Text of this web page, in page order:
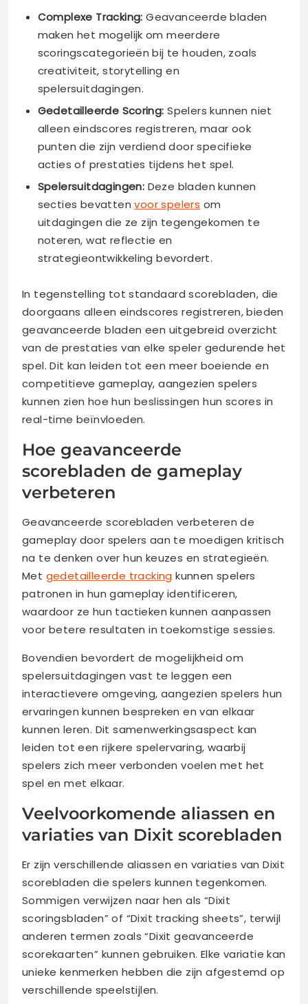
Complexe Tracking: Geavanceerde bladen
maken het mogelijk om meerdere
scoringscategorieën bij te houden, zoals
creativiteit, storytelling en
spelersuitdagingen.
Gedetailleerde Scoring: Spelers kunnen niet
alleen eindscores registreren, maar ook
punten die zijn verdiend door specifieke
acties of prestaties tijdens het spel.
Spelersuitdagingen: Deze bladen kunnen
secties bevattenvoor spelers om
uitdagingen die ze zijn tegengekomen te
noteren, wat reflectie en
strategieontwikkeling bevordert.
In tegenstelling tot standaard scorebladen, die
doorgaans alleen eindscores registreren, bieden
geavanceerde bladen een uitgebreid overzicht
van de prestaties van elke speler gedurende het
spel. Dit kan leiden tot een meer boeiende en
competitieve gameplay, aangezien spelers
kunnen zien hoe hun beslissingen hun scores in
real-time beïnvloeden.
Hoe geavanceerde
scorebladen de gameplay
verbeteren
Geavanceerde scorebladen verbeteren de
gameplay door spelers aan te moedigen kritisch
na te denken over hun keuzes en strategieën.
Met gedetailleerde tracking kunnen spelers
patronen in hun gameplay identificeren,
waardoor ze hun tactieken kunnen aanpassen
voor betere resultaten in toekomstige sessies.
Bovendien bevordert de mogelijkheid om
spelersuitdagingen vast te leggen een
interactievere omgeving, aangezien spelers hun
ervaringen kunnen bespreken en van elkaar
kunnen leren. Dit samenwerkingsaspect kan
leiden tot een rijkere spelervaring, waarbij
spelers zich meer verbonden voelen met het
spel en met elkaar.
Veelvoorkomende aliassen en
variaties van Dixit scorebladen
Er zijn verschillende aliassen en variaties van Dixit
scorebladen die spelers kunnen tegenkomen.
Sommigen verwijzen naar hen als “Dixit
scoringsbladen” of “Dixit tracking sheets”, terwijl
anderen termen zoals “Dixit geavanceerde
scorekaarten” kunnen gebruiken. Elke variatie kan
unieke kenmerken hebben die zijn afgestemd op
verschillende speelstijlen.